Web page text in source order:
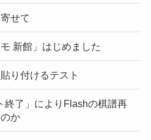
せて
新館」はじめました
り付けるテスト
終了」によりFlashの棋譜再
か